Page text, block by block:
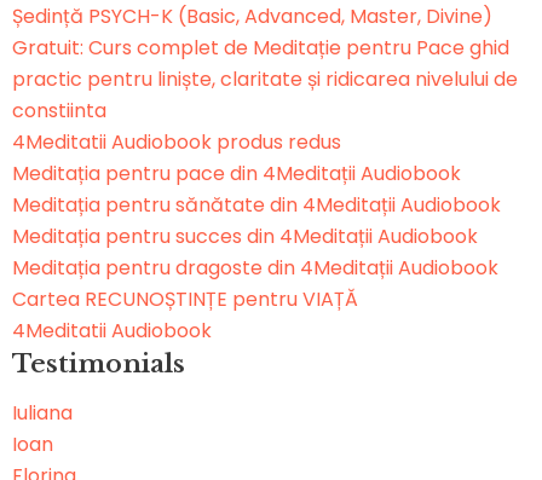
Ședință PSYCH-K (Basic, Advanced, Master, Divine)
Gratuit: Curs complet de Meditație pentru Pace ghid
practic pentru liniște, claritate și ridicarea nivelului de
constiinta
4Meditatii Audiobook produs redus
Meditația pentru pace din 4Meditații Audiobook
Meditația pentru sănătate din 4Meditații Audiobook
Meditația pentru succes din 4Meditații Audiobook
Meditația pentru dragoste din 4Meditații Audiobook
Cartea RECUNOȘTINȚE pentru VIAȚĂ
4Meditatii Audiobook
Testimonials
Iuliana
Ioan